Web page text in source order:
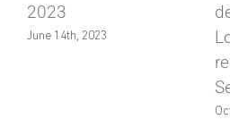
2023
June 14th, 2023